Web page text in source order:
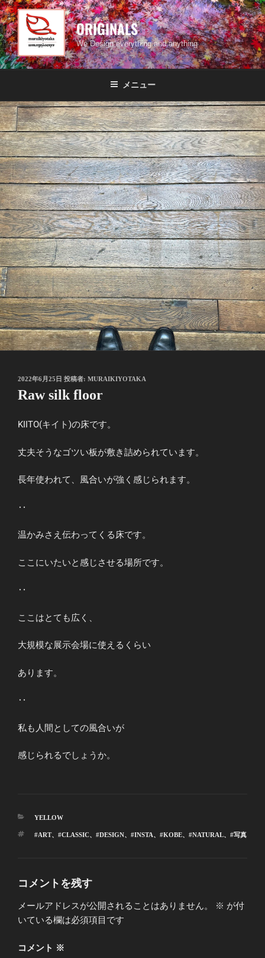
コ
ン
テ
ン
ツ
キ
ッ
プ
ORIGINALS
We Design everything and anything
メニュー
投
稿
日:
2022年6月25日 投稿者: MURAIKIYOTAKA
Raw silk floor
KIITO(キイト)の床です。
丈夫そうなゴツい板が敷き詰められています。
長年使われて、風合いが強く感じられます。
‥
温かみさえ伝わってくる床です。
ここにいたいと感じさせる場所です。
‥
ここはとても広く、
大規模な展示会場に使えるくらい
あります。
‥
私も人間としての風合いが
感じられるでしょうか。
カ
ゴ
YELLOW
タ
#ART、 #CLASSIC、 #DESIGN、 #INSTA、 #KOBE、 #NATURAL、 #写真
コメントを残す
メールアドレスが公開されることはありません。 ※ が付
いている欄は必須項目です
コメント ※